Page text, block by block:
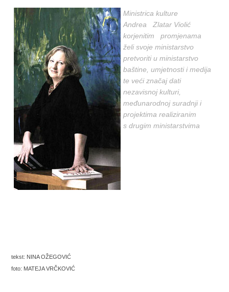
Ministrica kulture
Andrea Zlatar Violić
korjenitim promjenama
želi svoje ministarstvo
pretvoriti u ministarstvo
baštine, umjetnosti i medija
te veći značaj dati
nezavisnoj kulturi,
međunarodnoj suradnji i
projektima realiziranim
s drugim ministarstvima
tekst: NINA OŽEGOVIĆ
foto: MATEJA VRČKOVIĆ